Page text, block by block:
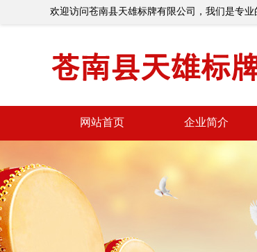
欢迎访问苍南县天雄标牌有限公司，我们是专
网站首页 企业简介